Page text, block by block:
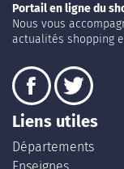
Portail en ligne du
Nous vous
actualités shopping
Liens utiles
Départements
Enseignes